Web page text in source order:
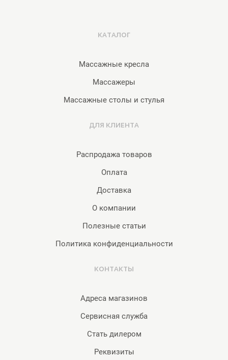
КАТАЛОГ
Массажные кресла
Массажеры
Массажные столы и стулья
ДЛЯ КЛИЕНТА
Распродажа товаров
Оплата
Доставка
О компании
Полезные статьи
Политика конфиденциальности
КОНТАКТЫ
Адреса магазинов
Сервисная служба
Стать дилером
Реквизиты